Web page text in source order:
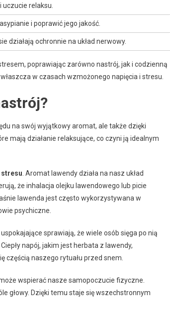
uczucie relaksu.
i poprawić jego jakość.
działają ochronnie na układ nerwowy.
poprawiając zarówno nastrój, jak i codzienną
w czasach wzmożonego napięcia i stresu.
na swój wyjątkowy aromat, ale także dzięki
mają działanie relaksujące, co czyni ją idealnym
. Aromat lawendy działa na nasz układ
że inhalacja olejku lawendowego lub picie
lawenda jest często wykorzystywana w
psychiczne.
sprawiają, że wiele osób sięga po nią
napój, jakim jest herbata z lawendy,
częścią naszego rytuału przed snem.
wspierać nasze samopoczucie fizyczne.
głowy. Dzięki temu staje się wszechstronnym